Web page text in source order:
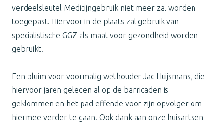
verdeelsleutel Medicijngebruik niet meer zal worden
toegepast. Hiervoor in de plaats zal gebruik van
specialistische GGZ als maat voor gezondheid worden
gebruikt.
Een pluim voor voormalig wethouder Jac Huijsmans, die
hiervoor jaren geleden al op de barricaden is
geklommen en het pad effende voor zijn opvolger om
hiermee verder te gaan. Ook dank aan onze huisartsen